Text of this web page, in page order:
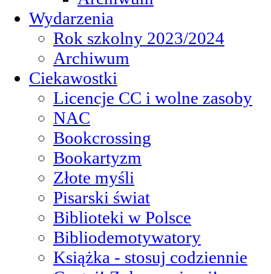
Wydarzenia
Rok szkolny 2023/2024
Archiwum
Ciekawostki
Licencje CC i wolne zasoby
NAC
Bookcrossing
Bookartyzm
Złote myśli
Pisarski świat
Biblioteki w Polsce
Bibliodemotywatory
Książka - stosuj codziennie